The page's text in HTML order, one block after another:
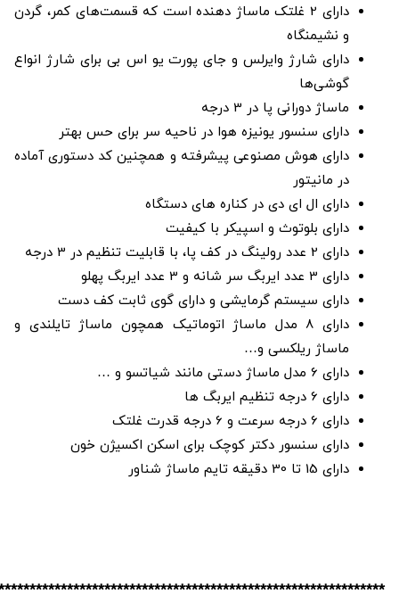
دارای 2 غلتک ماساژ دهنده است که قسمت‌های کمر، گردن
و نشیمنگاه
دارای شارژ وایرلس و جای پورت یو اس بی برای شارژ انواع
گوشی‌ها
ماساژ دورانی پا در 3 درجه
دارای سنسور یونیزه هوا در ناحیه سر برای حس بهتر
دارای هوش مصنوعی پیشرفته و همچنین کد دستوری آماده
در مانیتور
دارای ال ای دی در کناره‌ های دستگاه
دارای بلوتوث و اسپیکر با کیفیت
دارای 2 عدد رولینگ در کف پا، با قابلیت تنظیم در 3 درجه
دارای 3 عدد ایربگ سر شانه و 3 عدد ایربگ پهلو
دارای سیستم گرمایشی و دارای گوی ثابت کف دست
دارای 8 مدل ماساژ اتوماتیک همچون ماساژ تایلندی و
ماساژ ریلکسی و…
دارای 6 مدل ماساژ دستی مانند شیاتسو و …
دارای 6 درجه تنظیم ایربگ‌ ها
دارای 6 درجه سرعت و 6 درجه قدرت غلتک
دارای سنسور دکتر کوچک برای اسکن اکسیژن خون
دارای 15 تا 30 دقیقه تایم ماساژ شناور